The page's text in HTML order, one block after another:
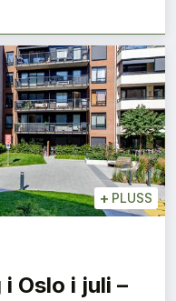
+ PLUSS
Oslo i juli –